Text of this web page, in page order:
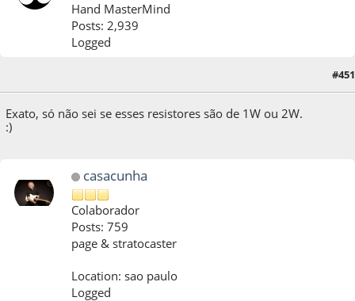
Hand MasterMind
Posts: 2,939
Logged
#451
Exato, só não sei se esses resistores são de 1W ou 2W.
:)
casacunha
Colaborador
Posts: 759
page & stratocaster
Location: sao paulo
Logged